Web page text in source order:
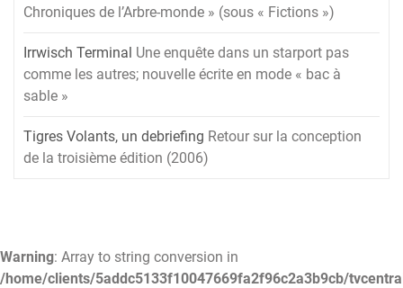
Chroniques de l’Arbre-monde » (sous « Fictions »)
Irrwisch Terminal Une enquête dans un starport pas
comme les autres; nouvelle écrite en mode « bac à
sable »
Tigres Volants, un debriefing Retour sur la conception
de la troisième édition (2006)
Warning: Array to string conversion in
/home/clients/5addc5133f10047669fa2f96c2a3b9cb/